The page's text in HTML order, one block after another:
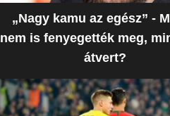
„Nagy kamu az egész” -
nem is fenyegették meg,
átvert?